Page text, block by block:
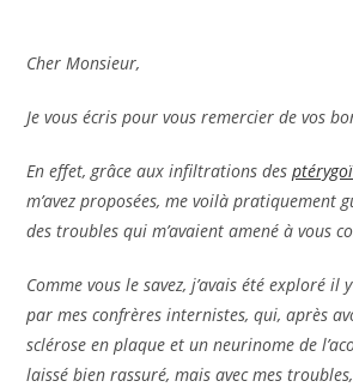
Cher Monsieur,
Je vous écris pour vous remercier de vos
En effet, grâce aux infiltrations des
m’avez proposées, me voilà pratiquement
des troubles qui m’avaient amené à vous
Comme vous le savez, j’avais été exploré il
par mes confrères internistes, qui, après
sclérose en plaque et un neurinome de
laissé bien rassuré, mais avec mes